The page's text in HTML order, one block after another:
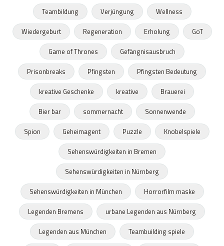
Teambildung
Verjüngung
Wellness
Wiedergeburt
Regeneration Erholung
GoT
Game of Thrones
Gefängnisausbruch
Prisonbreaks
Pfingsten
Pfingsten Bedeutung
kreative Geschenke
kreative
Brauerei
Bier bar
sommernacht
Sonnenwende
Spion
Geheimagent Puzzle
Knobelspiele
Sehenswürdigkeiten in Bremen
Sehenswürdigkeiten in Nürnberg
Sehenswürdigkeiten in München
Horrorfilm maske
Legenden Bremens
urbane Legenden aus Nürnberg
Legenden aus München
Teambuilding spiele